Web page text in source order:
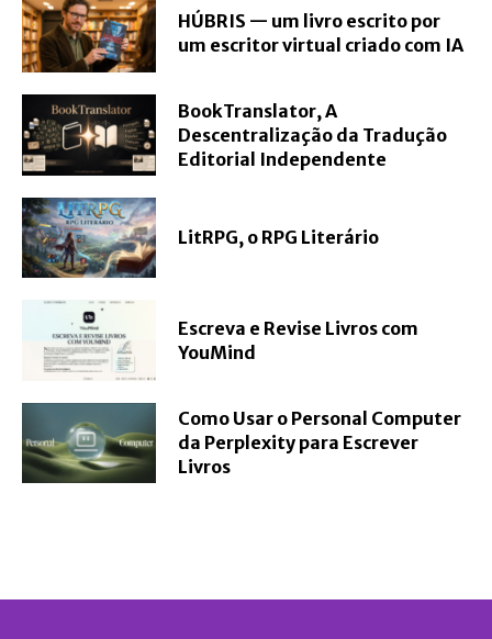
HÚBRIS — um livro escrito por
um escritor virtual criado com IA
BookTranslator, A
Descentralização da Tradução
Editorial Independente
LitRPG, o RPG Literário
Escreva e Revise Livros com
YouMind
Como Usar o Personal Computer
da Perplexity para Escrever
Livros